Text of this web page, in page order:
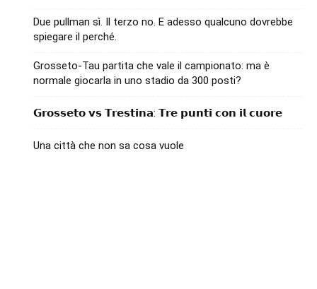
Due pullman sì. Il terzo no. E adesso qualcuno dovrebbe
spiegare il perché.
Grosseto-Tau partita che vale il campionato: ma è
normale giocarla in uno stadio da 300 posti?
𝗚𝗿𝗼𝘀𝘀𝗲𝘁𝗼 𝘃𝘀 𝗧𝗿𝗲𝘀𝘁𝗶𝗻𝗮: 𝗧𝗿𝗲 𝗽𝘂𝗻𝘁𝗶 𝗰𝗼𝗻 𝗶𝗹 𝗰𝘂𝗼𝗿𝗲
Una città che non sa cosa vuole